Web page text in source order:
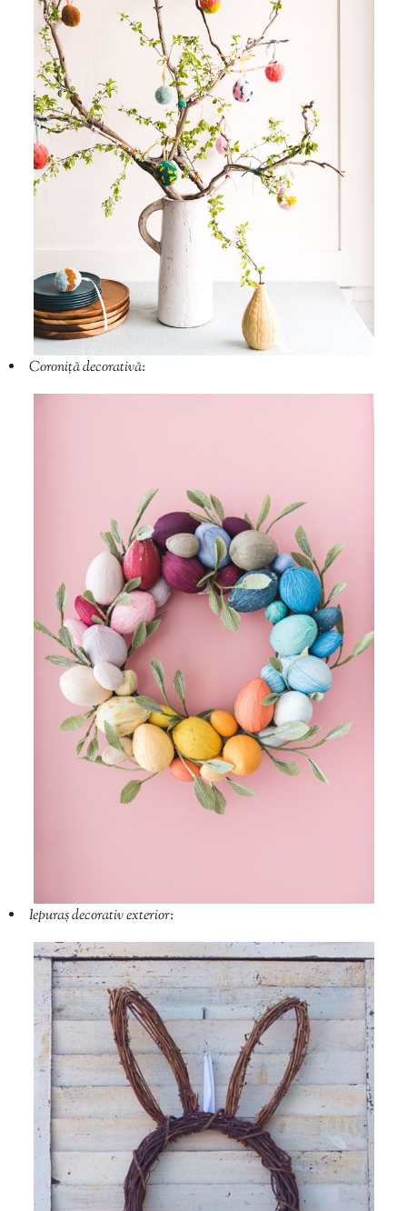
Coroniță decorativă:
Iepuraș decorativ exterior: